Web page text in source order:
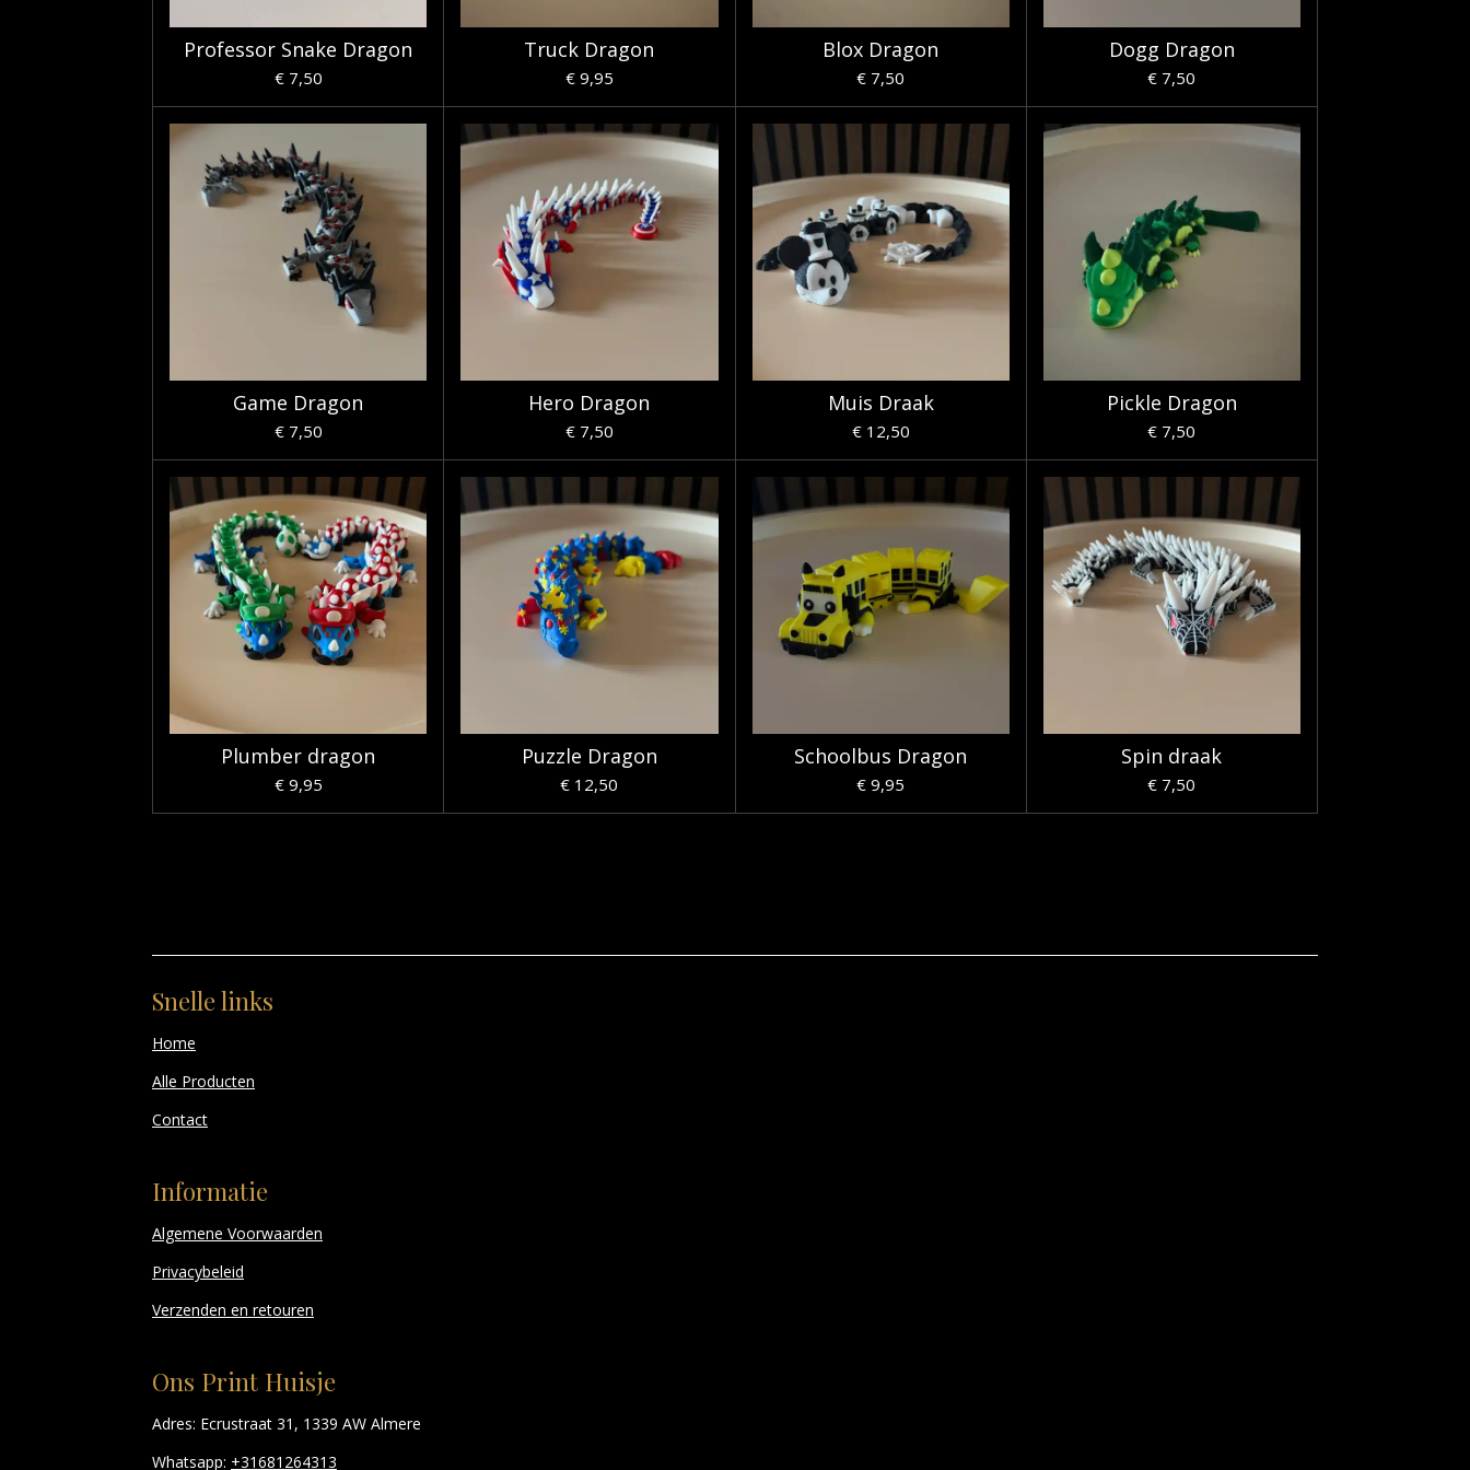
Professor Snake Dragon
€ 7,50
Truck Dragon
€ 9,95
Blox Dragon
€ 7,50
Dogg Dragon
€ 7,50
Game Dragon
€ 7,50
Hero Dragon
€ 7,50
Muis Draak
€ 12,50
Pickle Dragon
€ 7,50
Plumber dragon
€ 9,95
Puzzle Dragon
€ 12,50
Schoolbus Dragon
€ 9,95
Spin draak
€ 7,50
Snelle links
Home
Alle Producten
Contact
Informatie
Algemene Voorwaarden
Privacybeleid
Verzenden en retouren
Ons Print Huisje
Adres: Ecrustraat 31, 1339 AW Almere
Whatsapp: +31681264313